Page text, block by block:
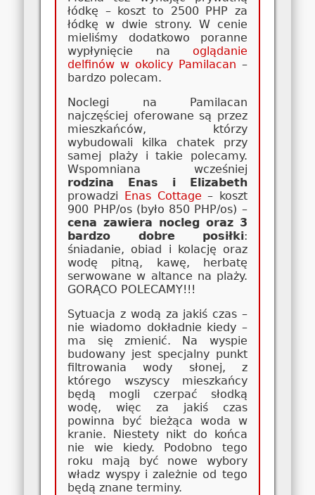
łódkę – koszt to 2500 PHP za
łódkę w dwie strony. W cenie
mieliśmy dodatkowo poranne
wypłynięcie na oglądanie
delfinów w okolicy Pamilacan –
bardzo polecam.
Noclegi na Pamilacan
najczęściej oferowane są przez
mieszkańców, którzy
wybudowali kilka chatek przy
samej plaży i takie polecamy.
Wspomniana wcześniej
rodzina Enas i Elizabeth
prowadzi Enas Cottage – koszt
900 PHP/os (było 850 PHP/os) –
cena zawiera nocleg oraz 3
bardzo dobre posiłki:
śniadanie, obiad i kolację oraz
wodę pitną, kawę, herbatę
serwowane w altance na plaży.
GORĄCO POLECAMY!!!
Sytuacja z wodą za jakiś czas –
nie wiadomo dokładnie kiedy –
ma się zmienić. Na wyspie
budowany jest specjalny punkt
filtrowania wody słonej, z
którego wszyscy mieszkańcy
będą mogli czerpać słodką
wodę, więc za jakiś czas
powinna być bieżąca woda w
kranie. Niestety nikt do końca
nie wie kiedy. Podobno tego
roku mają być nowe wybory
władz wyspy i zależnie od tego
będą znane terminy.